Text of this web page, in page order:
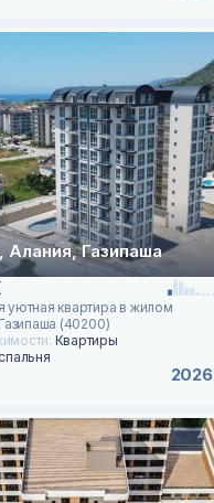
Алания, Газипаша
уютная квартира в жилом
(40200)
Квартиры
2026